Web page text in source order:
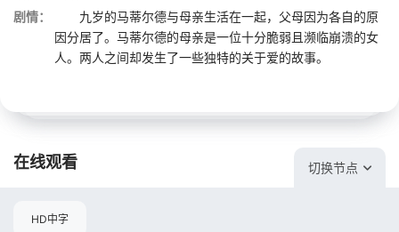
剧情：
九岁的马蒂尔德与母亲生活在一起，父母因为各自的原
因分居了。马蒂尔德的母亲是一位十分脆弱且濒临崩溃的女
人。两人之间却发生了一些独特的关于爱的故事。
在线观看 切换节点
HD中字